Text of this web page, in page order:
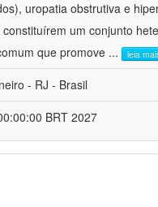
uropatia obstrutiva e
um conjunto
que promove ... leia
- RJ - Brasil
BRT 2027